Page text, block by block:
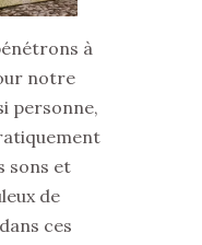
à
notre
personne,
sons et
de
ces